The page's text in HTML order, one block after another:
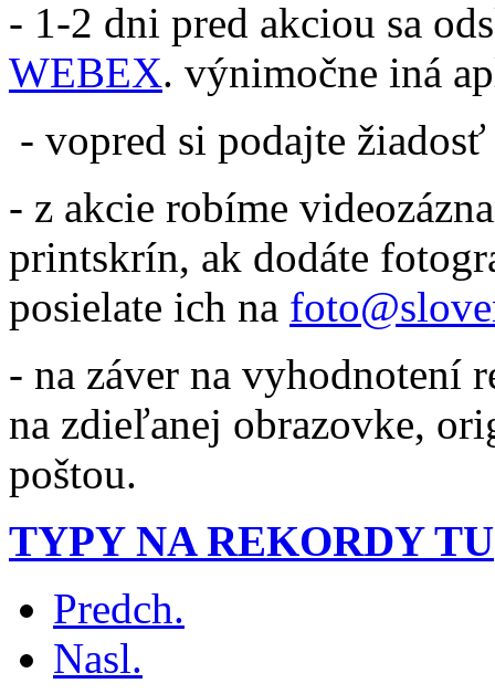
- 1-2 dni pred akciou sa
WEBEX. výnimočne iná
- vopred si podajte žiadosť
- z akcie robíme
printskrín, ak dodáte
posielate ich na
- na záver na vyhodnotení
na zdieľanej obrazovke,
poštou.
TYPY NA REKORDY TU
Predch.
Nasl.